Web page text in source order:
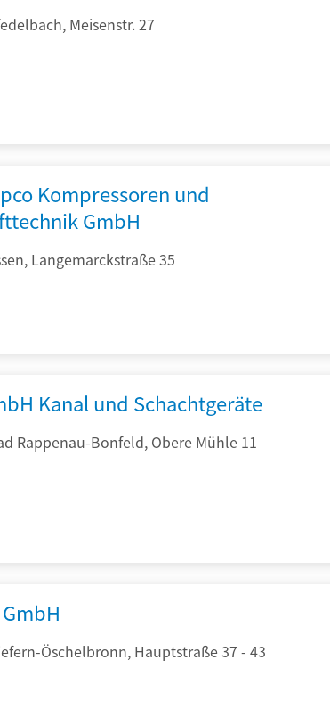
Meisenstr. 27
Kompressoren und
GmbH
Langemarckstraße 35
Kanal und Schachtgeräte
Rappenau-Bonfeld, Obere Mühle 11
Öschelbronn, Hauptstraße 37 - 43